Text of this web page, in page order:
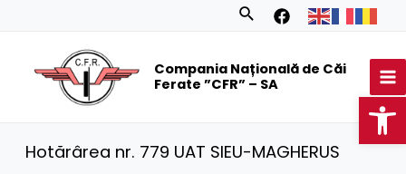
Search
Compania Națională de Căi
Ferate ”CFR” – SA
Hotărârea nr. 779 UAT SIEU-MAGHERUS